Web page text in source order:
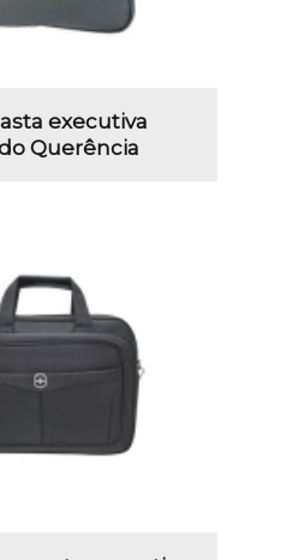
executiva
Querência